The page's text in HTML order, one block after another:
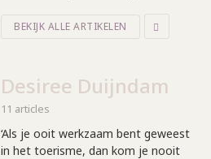
BEKIJK ALLE ARTIKELEN
Desiree Duijndam
11 articles
‘Als je ooit werkzaam bent geweest
in het toerisme, dan kom je nooit